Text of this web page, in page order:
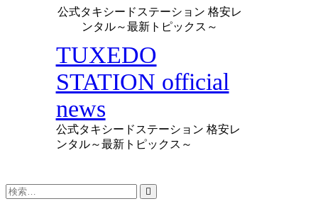
公式タキシードステーション 格安レ
ンタル～最新トピックス～
TUXEDO
STATION official
news
公式タキシードステーション 格安レ
ンタル～最新トピックス～
検